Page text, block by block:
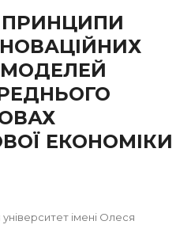
ПРИНЦИПИ
ЕКОНОМІКИ
імені Олеся